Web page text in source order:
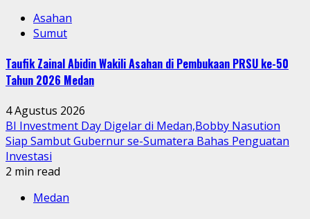
Asahan
Sumut
Taufik Zainal Abidin Wakili Asahan di Pembukaan PRSU ke-50
Tahun 2026 Medan
4 Agustus 2026
BI Investment Day Digelar di Medan,Bobby Nasution
Siap Sambut Gubernur se-Sumatera Bahas Penguatan
Investasi
2 min read
Medan